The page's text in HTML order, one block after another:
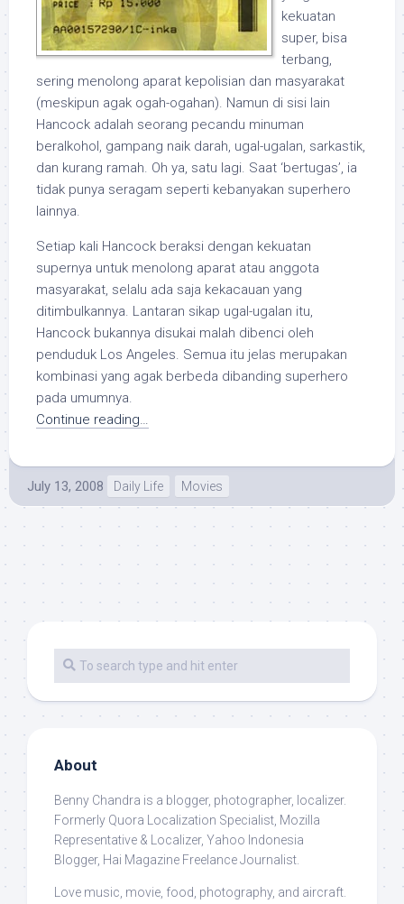
kekuatan
super, bisa
terbang,
sering menolong aparat kepolisian dan masyarakat
(meskipun agak ogah-ogahan). Namun di sisi lain
Hancock adalah seorang pecandu minuman
beralkohol, gampang naik darah, ugal-ugalan, sarkastik,
dan kurang ramah. Oh ya, satu lagi. Saat ‘bertugas’, ia
tidak punya seragam seperti kebanyakan superhero
lainnya.
Setiap kali Hancock beraksi dengan kekuatan
supernya untuk menolong aparat atau anggota
masyarakat, selalu ada saja kekacauan yang
ditimbulkannya. Lantaran sikap ugal-ugalan itu,
Hancock bukannya disukai malah dibenci oleh
penduduk Los Angeles. Semua itu jelas merupakan
kombinasi yang agak berbeda dibanding superhero
pada umumnya.
Continue reading…
July 13, 2008 Daily Life Movies
About
Benny Chandra is a blogger, photographer, localizer.
Formerly Quora Localization Specialist, Mozilla
Representative & Localizer, Yahoo Indonesia
Blogger, Hai Magazine Freelance Journalist.
Love music, movie, food, photography, and aircraft.